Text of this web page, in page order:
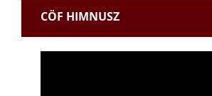
CÖF HIMNUSZ